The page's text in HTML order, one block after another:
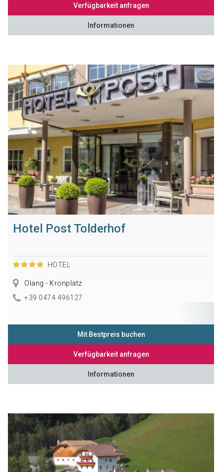
Verfügbarkeit anfragen
Informationen
Hotel Post Tolderhof
HOTEL
Olang - Kronplatz
+39 0474 496127
Mit Bestpreis buchen
Verfügbarkeit anfragen
Informationen